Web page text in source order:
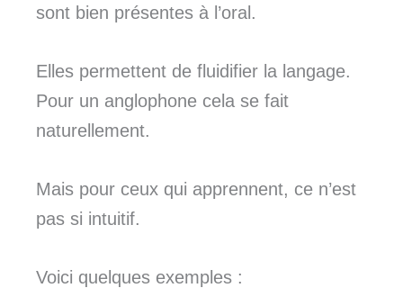
sont bien présentes à l’oral.
Elles permettent de fluidifier la langage.
Pour un anglophone cela se fait
naturellement.
Mais pour ceux qui apprennent, ce n’est
pas si intuitif.
Voici quelques exemples :